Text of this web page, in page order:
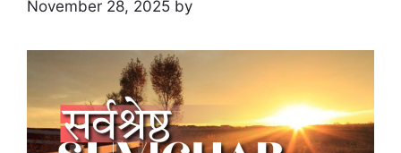
November 28, 2025 by